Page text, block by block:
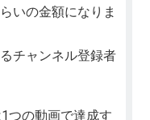
いの金額になりま
チャンネル登録者
つの動画で達成す